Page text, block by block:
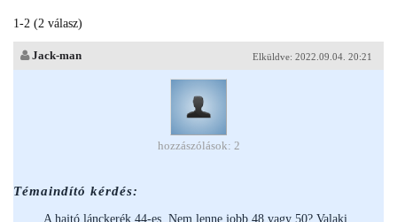
1-2 (2 válasz)
Elküldve: 2022.09.04. 20:21
Jack-man
hozzászólások: 2
Témaindító kérdés:
A hajtó lánckerék 44-es. Nem lenne jobb 48 vagy 50? Valaki